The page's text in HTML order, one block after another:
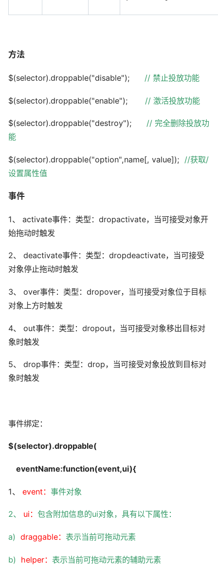
方法
$(selector).droppable("disable"); // 禁止投放功能
$(selector).droppable("enable"); // 激活投放功能
$(selector).droppable("destroy"); // 完全删除投放功
能
$(selector).droppable("option",name[, value]); //获取/
设置属性值
事件
1、 activate事件：类型：dropactivate，当可接受对象开
始拖动时触发
2、 deactivate事件：类型：dropdeactivate，当可接受
对象停止拖动时触发
3、 over事件：类型：dropover，当可接受对象位于目标
对象上方时触发
4、 out事件：类型：dropout，当可接受对象移出目标对
象时触发
5、 drop事件：类型：drop，当可接受对象投放到目标对
象时触发
事件绑定：
$(selector).droppable(
eventName:function(event,ui){
1、 event： 事件对象
2、 ui： 包含附加信息的ui对象，具有以下属性：
a) draggable： 表示当前可拖动元素
b) helper： 表示当前可拖动元素的辅助元素